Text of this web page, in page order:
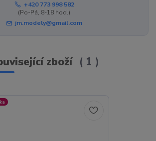
+420 773 998 582
(Po-Pá, 8-18 hod.)
jm.modely@gmail.com
zboží 1